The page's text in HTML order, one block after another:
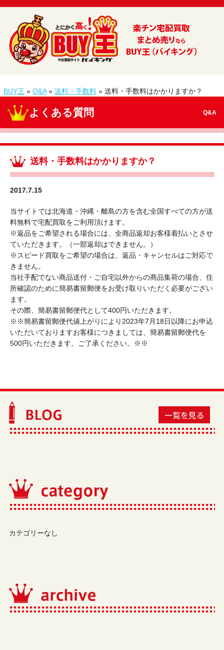
BUY王 » Q&A» 送料・手数料 » 送料・手数料はかかりますか？
よくある質問 Q&A
送料・手数料はかかりますか？
2017.7.15
当サイトでは北海道・沖縄・離島の方を含む全国すべての方が送
料無料で宅配買取をご利用頂けます。
※返品をご希望される場合には、全商品返却お客様着払いとさせ
ていただきます。（一部返却はできません。）
※スピード買取をご希望の場合は、返品・キャンセルはご対応で
きません。
当社手配でない商品送付・ご自宅以外からの商品集荷の場合、住
所確認のために簡易書留郵便をお受け取りいただく必要がござい
ます。
その際、簡易書留郵便代として400円いただきます。
※※簡易書留郵便代値上がりにより2023年7月18日以降にお申込
いただいておりますお客様につきましては、簡易書留郵便代を
500円いただきます。ご了承ください。※※
カテゴリーなし